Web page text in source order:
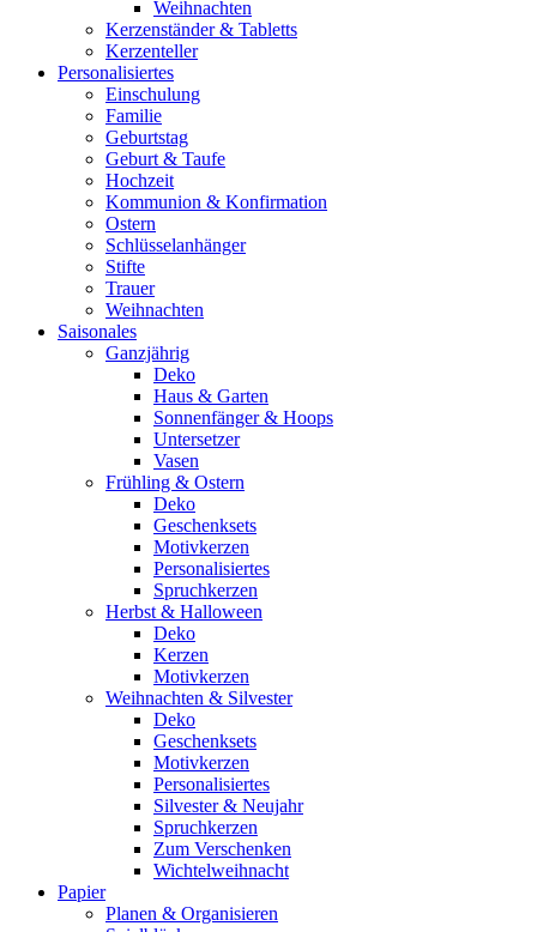
Weihnachten
Kerzenständer & Tabletts
Kerzenteller
Personalisiertes
Einschulung
Familie
Geburtstag
Geburt & Taufe
Hochzeit
Kommunion & Konfirmation
Ostern
Schlüsselanhänger
Stifte
Trauer
Weihnachten
Saisonales
Ganzjährig
Deko
Haus & Garten
Sonnenfänger & Hoops
Untersetzer
Vasen
Frühling & Ostern
Deko
Geschenksets
Motivkerzen
Personalisiertes
Spruchkerzen
Herbst & Halloween
Deko
Kerzen
Motivkerzen
Weihnachten & Silvester
Deko
Geschenksets
Motivkerzen
Personalisiertes
Silvester & Neujahr
Spruchkerzen
Zum Verschenken
Wichtelweihnacht
Papier
Planen & Organisieren